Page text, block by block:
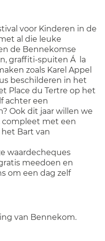
voor Kinderen in de
al die leuke
de Bennekomse
graffiti-spuiten Á la
zoals Karel Appel
beschilderen in het
Place du Tertre op het
achter een
Ook dit jaar willen we
compleet met een
Bart van
waardecheques
meedoen en
om een dag zelf
van Bennekom.